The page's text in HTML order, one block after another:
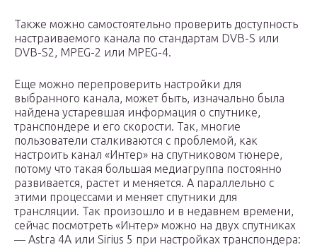
Также можно самостоятельно проверить доступность
настраиваемого канала по стандартам DVB-S или
DVB-S2, MPEG-2 или MPEG-4.
Еще можно перепроверить настройки для
выбранного канала, может быть, изначально была
найдена устаревшая информация о спутнике,
транспондере и его скорости. Так, многие
пользователи сталкиваются с проблемой, как
настроить канал «Интер» на спутниковом тюнере,
потому что такая большая медиагруппа постоянно
развивается, растет и меняется. А параллельно с
этими процессами и меняет спутники для
трансляции. Так произошло и в недавнем времени,
сейчас посмотреть «Интер» можно на двух спутниках
— Astra 4A или Sirius 5 при настройках транспондера: